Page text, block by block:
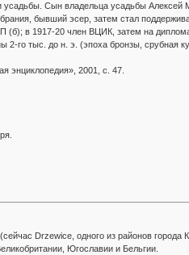
усадьбы. Сын владельца усадьбы Алексей
бывший эсер, затем стал
в 1917-20 член ВЦИК, затем на
го тыс. до н. э. (эпоха бронзы, срубная
энциклопедия», 2001, с. 47.
Drzewice, одного из районов города
Югославии и Бельгии.